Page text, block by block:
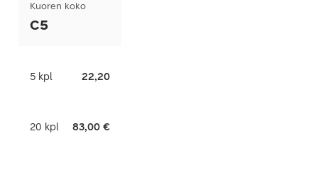
Kuoren koko
C5
5 kpl 22,20
20 kpl 83,00 €